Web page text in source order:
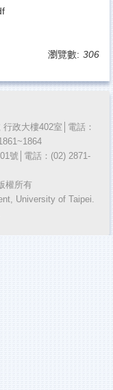
瀏覽數: 306
政大樓402室│電話：
號│電話：(02) 2871-
權所有
University of Taipei.